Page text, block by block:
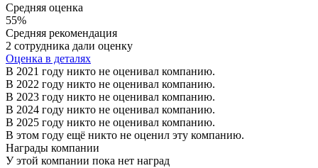
Средняя оценка
55%
Средняя рекомендация
2 сотрудника дали оценку
Оценка в деталях
В 2021 году никто не оценивал компанию.
В 2022 году никто не оценивал компанию.
В 2023 году никто не оценивал компанию.
В 2024 году никто не оценивал компанию.
В 2025 году никто не оценивал компанию.
В этом году ещё никто не оценил эту компанию.
Награды компании
У этой компании пока нет наград